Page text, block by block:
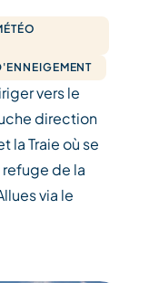
vers le
direction
la Traie où se
de la
via le